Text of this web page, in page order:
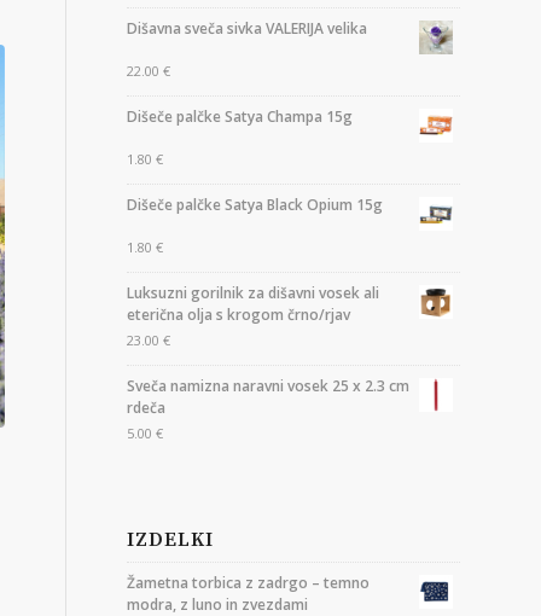
Dišavna sveča sivka VALERIJA velika
22.00€
Dišeče palčke Satya Champa 15g
1.80€
Dišeče palčke Satya Black Opium 15g
1.80€
Luksuzni gorilnik za dišavni vosek ali
eterična olja s krogom črno/rjav
23.00€
Sveča namizna naravni vosek 25 x 2.3 cm
rdeča
5.00€
IZDELKI
Žametna torbica z zadrgo – temno
modra, z luno in zvezdami